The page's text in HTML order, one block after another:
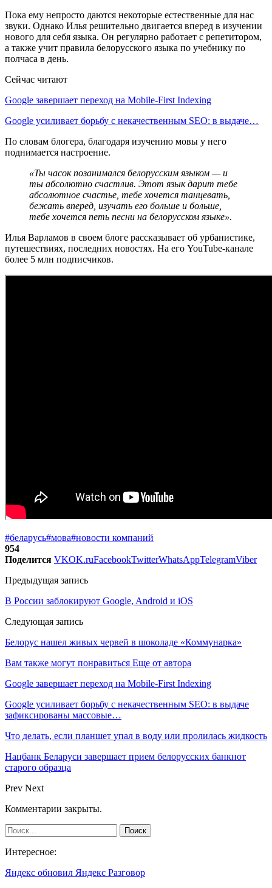
Пока ему непросто даются некоторые естественные для нас
звуки. Однако Илья решительно двигается вперед в изучении
нового для себя языка. Он регулярно работает с репетитором,
а также учит правила белорусского языка по учебнику по
полчаса в день.
Сейчас читают
Google завершает переход на Mobile-First Indexing
Google усиливает борьбу с некачественным SEO: в выдаче…
По словам блогера, благодаря изучению мовы у него
поднимается настроение.
«Ты часок позанимался белорусским языком — и
ты абсолютно счастлив. Этот язык дарит тебе
абсолютное счастье, тебе хочется танцевать,
бежать вперед, изучать его больше и больше,
тебе хочется петь песни на белорусском языке».
Илья Варламов в своем блоге рассказывает об урбанистике,
путешествиях, последних новостях. На его YouTube-канале
более 5 млн подписчиков.
#беларусь#мова#новости компаний
954
Поделится VKOK.ruFacebookTwitterWhatsAppTelegramViber
Предыдущая запись
В России заблокируют Google, Android и iOS
Следующая запись
Белорус нашел живых червей в шоколаде «Коммунарка»
Вам также могут понравиться Еще от автора
Google завершает переход на Mobile-First Indexing
Google усиливает борьбу с некачественным SEO: в выдаче
зафиксированы массовые…
Что делать, если планшет упал в воду или пролилась жидкость
Нацбанк Беларуси завершает прием белорусских банкнот
старого образца
Prev Next
Комментарии закрыты.
Интересное:
Яндекс обновил Яндекс Разговор